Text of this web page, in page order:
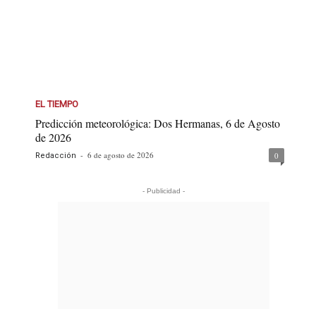
EL TIEMPO
Predicción meteorológica: Dos Hermanas, 6 de Agosto
de 2026
Redacción - 6 de agosto de 2026 0
- Publicidad -